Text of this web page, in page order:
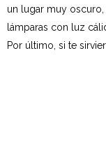
un lugar muy
lámparas con luz
Por último, si te